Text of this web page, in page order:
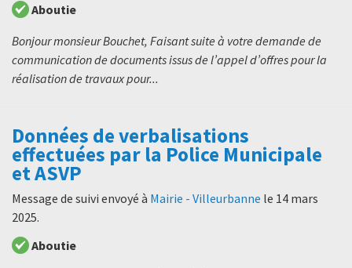
Aboutie
Bonjour monsieur Bouchet, Faisant suite à votre demande de
communication de documents issus de l’appel d’offres pour la
réalisation de travaux pour...
Données de verbalisations
effectuées par la Police Municipale
et ASVP
Message de suivi envoyé à Mairie - Villeurbanne le 14 mars
2025.
Aboutie